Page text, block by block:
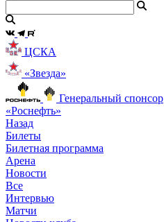
ЦСКА
«Звезда»
Генеральный спонсор
«Роснефть»
Назад
Билеты
Билетная программа
Арена
Новости
Все
Интервью
Матчи